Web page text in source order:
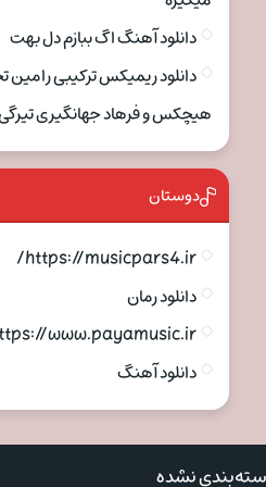
دانلود آهنگ اگ ببازم دل بهت
دانلود ریمیکس ترکیبی رامین
هیچکس و فرهاد جهانگیری
دوستان
https://musicpars4.ir/
دانلود رمان
www.payamusic.ir/
دانلود آهنگ
نشده